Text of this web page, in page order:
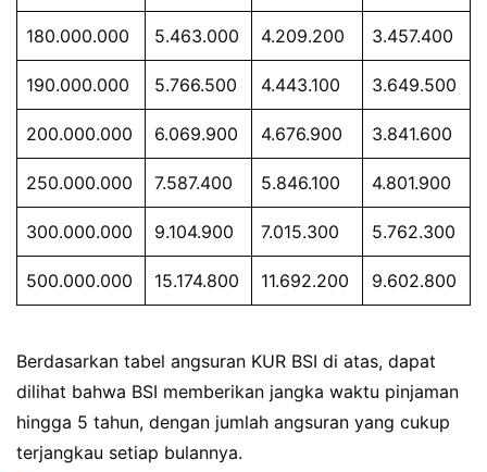
180.000.000 5.463.000 4.209.200 3.457.400
190.000.000 5.766.500 4.443.100 3.649.500
200.000.000 6.069.900 4.676.900 3.841.600
250.000.000 7.587.400 5.846.100 4.801.900
300.000.000 9.104.900 7.015.300 5.762.300
500.000.000 15.174.800 11.692.200 9.602.800
Berdasarkan tabel angsuran KUR BSI di atas, dapat
dilihat bahwa BSI memberikan jangka waktu pinjaman
hingga 5 tahun, dengan jumlah angsuran yang cukup
terjangkau setiap bulannya.